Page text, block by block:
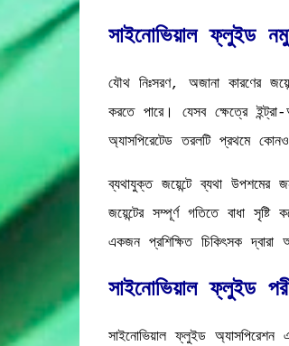
সাইনোভিয়াল ফ্লুইড
যৌথ নিঃসরণ, অজানা কারণের
করতে পারে। যেসব ক্ষেত্রে
অ্যাসপিরেটেড তরলটি প্রথমে
ব্যথাযুক্ত জয়েন্টে ব্যথা উপশমের
জয়েন্টের সম্পূর্ণ গতিতে বাধা
একজন প্রশিক্ষিত চিকিৎসক দ্বারা
সাইনোভিয়াল ফ্লুইড
সাইনোভিয়াল ফ্লুইড অ্যাসপিরেশন